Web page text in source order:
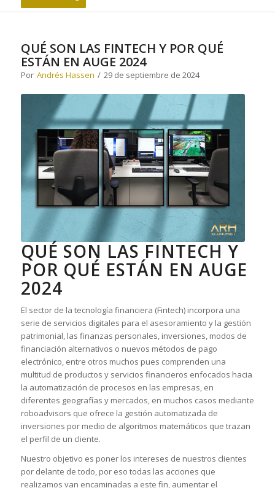
QUÉ SON LAS FINTECH Y POR QUÉ
ESTÁN EN AUGE 2024
Por Andrés Hassen / 29 de septiembre de 2024
QUÉ SON LAS FINTECH Y
POR QUÉ ESTÁN EN AUGE
2024
El sector de la tecnología financiera (Fintech) incorpora una
serie de servicios digitales para el asesoramiento y la gestión
patrimonial, las finanzas personales, inversiones, modos de
financiación alternativos o nuevos métodos de pago
electrónico, entre otros muchos pues comprenden una
multitud de productos y servicios financieros enfocados hacia
la automatización de procesos en las empresas, en
diferentes geografías y mercados, en muchos casos mediante
roboadvisors que ofrece la gestión automatizada de
inversiones por medio de algoritmos matemáticos que trazan
el perfil de un cliente.
Nuestro objetivo es poner los intereses de nuestros clientes
por delante de todo, por eso todas las acciones que
realizamos van encaminadas a este fin, aumentar el